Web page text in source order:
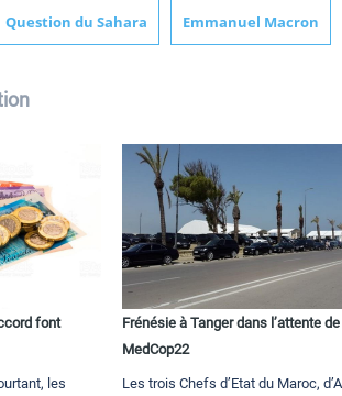
Question du Sahara Emmanuel Macron
font
les
Frénésie à Tanger dans l’attente
MedCop22
Les trois Chefs d’Etat du Maroc,